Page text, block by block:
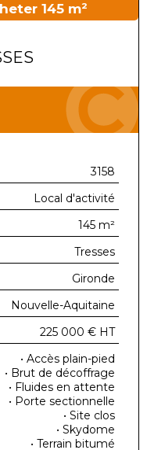
145 m²
3158
Local d'activité
145 m²
Tresses
Gironde
Nouvelle-Aquitaine
225 000 € HT
• Accès plain-pied
• Brut de décoffrage
• Fluides en attente
• Porte sectionnelle
• Site clos
• Skydome
• Terrain bitumé